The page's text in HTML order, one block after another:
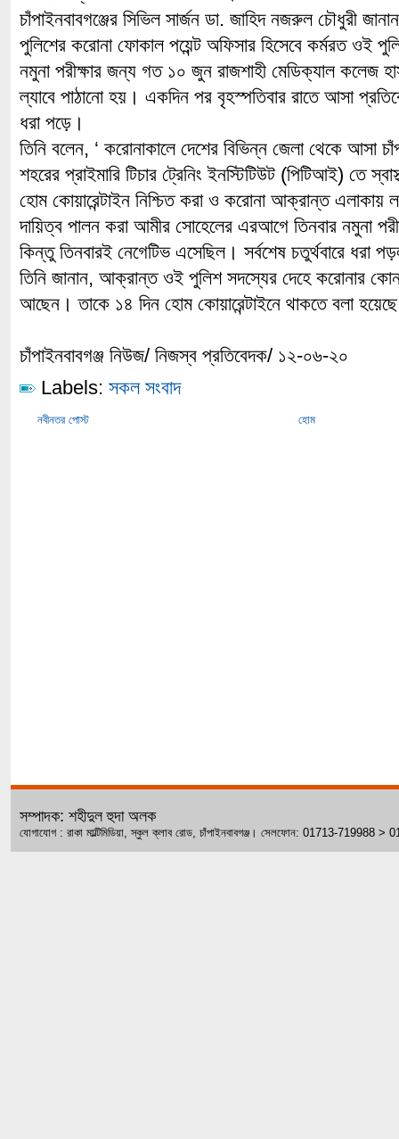
চাঁপাইনবাবগঞ্জের সিভিল সার্জন ডা. জাহিদ নজরুল চৌধুরী
পুলিশের করোনা ফোকাল পয়েন্ট অফিসার হিসেবে কর্মরত ওই
নমুনা পরীক্ষার জন্য গত ১০ জুন রাজশাহী মেডিক্যাল কলেজ
ল্যাবে পাঠানো হয়। একদিন পর বৃহস্পতিবার রাতে আসা
ধরা পড়ে।
তিনি বলেন, ‘ করোনাকালে দেশের বিভিন্ন জেলা থেকে আসা
শহরের প্রাইমারি টিচার ট্রেনিং ইনস্টিটিউট (পিটিআই) তে
হোম কোয়ারেন্টাইন নিশ্চিত করা ও করোনা আক্রান্ত এলাকায়
দায়িত্ব পালন করা আমীর সোহেলের এরআগে তিনবার নমুনা
কিন্তু তিনবারই নেগেটিভ এসেছিল। সর্বশেষ চতুর্থবারে ধরা
তিনি জানান, আক্রান্ত ওই পুলিশ সদস্যের দেহে করোনার
আছেন। তাকে ১৪ দিন হোম কোয়ারেন্টাইনে থাকতে বলা
চাঁপাইনবাবগঞ্জ নিউজ/ নিজস্ব প্রতিবেদক/ ১২-০৬-২০
Labels: সকল সংবাদ
নবীনতর পোস্ট হোম
সম্পাদক: শহীদুল হুদা অলক
যোগাযোগ : রাকা মাল্টিমিডিয়া, স্কুল ক্লাব রোড, চাঁপাইনবাবগঞ্জ। সেলফোন: 01713-